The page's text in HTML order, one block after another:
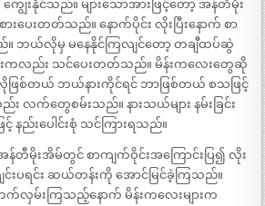
ေးနိုင်သည်။ များသောအားဖြင့်တော့ အန်တီမိုး
ားပေးတတ်သည်။ နောက်ပိုင်း လိုးပြီးနောက် စာ
ဘယ်လိုမှ မနေနိုင်ကြလျင်တော့ တချီထပ်ဆွဲ
မိုးကလည်း သင်ပေးတတ်သည်။ မိန်းကလေးတွေဆို
စ်တယ် ဘယ်နားကိုင်ရင် ဘာဖြစ်တယ် စသဖြင့်
က်တွေစမ်းသည်။ နားသယ်များ နမ်းခြင်း
နည်းပေါင်းစုံ သင်ကြားရသည်။
းအိမ်တွင် စာကျက်ဝိုင်းအကြောင်းပြ၍ လိုး
းပရင်း ဆယ်တန်းကို အောင်မြင်ခဲ့ကြသည်။
မ်းကြသည့်နောက် မိန်းကလေးများက